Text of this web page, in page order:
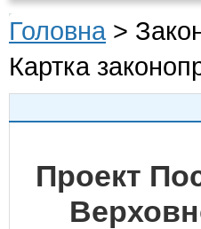
Головна >
Картка
Проект